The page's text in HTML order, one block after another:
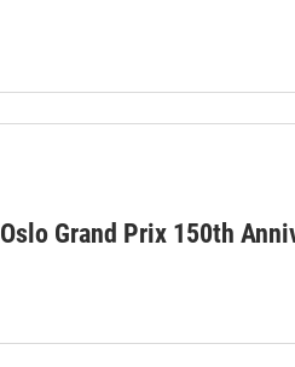
Oslo Grand Prix 150th